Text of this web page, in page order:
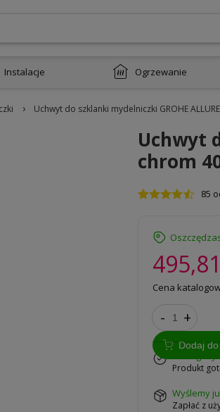
Instalacje Ogrzewanie
› Uchwyt do szklanki mydelniczki GROHE
Uchwyt
chrom
85
Cena
- +
Dodaj
Produkt
wyślemy
Zapłać z